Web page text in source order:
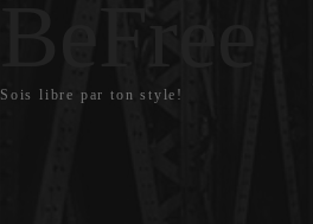
Sois libre par ton style!